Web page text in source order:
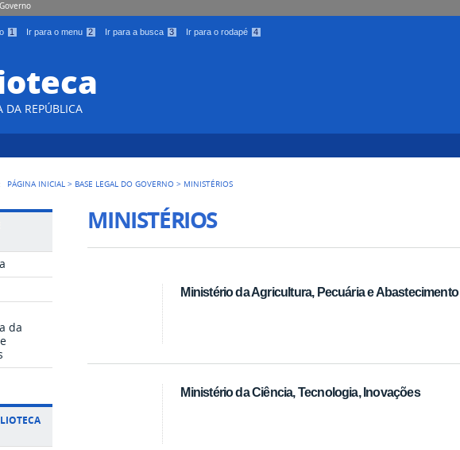
1 Ir para o menu 2 Ir para a busca 3 Ir para o rodapé 4
DA REPÚBLICA
PÁGINA INICIAL > BASE LEGAL DO GOVERNO > MINISTÉRIOS
da
MINISTÉRIOS
Ministério da Agricultura, Pecuária e Abastecimento
Ministério da Ciência, Tecnologia, Inovações